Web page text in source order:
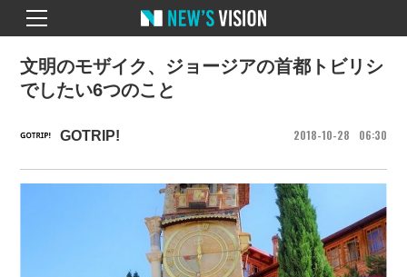
GOTRIP! 2018 10 28 06 30
文明のモザイク、ジョージアの首都トビリシ
でしたい6つのこと